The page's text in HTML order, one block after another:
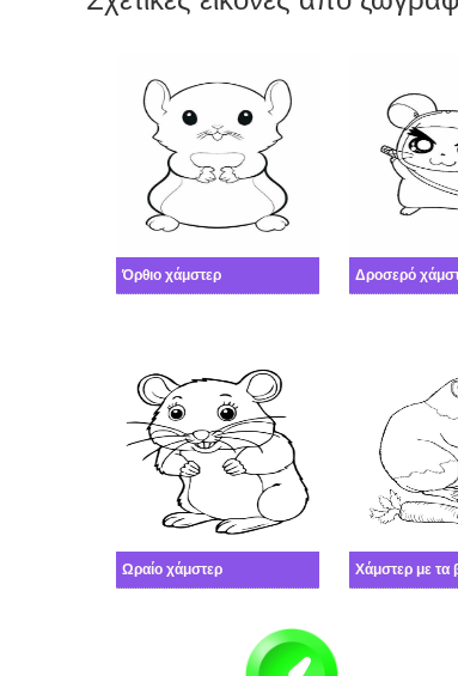
Όρθιο χάμστερ Δροσερό
Ωραίο χάμστερ